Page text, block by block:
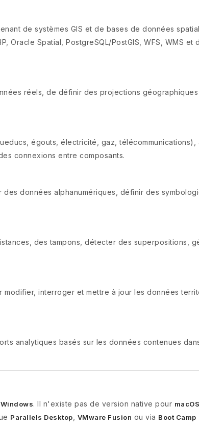
de systèmes GIS et de bases de données
Oracle Spatial, PostgreSQL/PostGIS, WFS, WMS et
réels, de définir des projections
égouts, électricité, gaz, télécommunications),
connexions entre composants.
données alphanumériques, définir des
des tampons, détecter des superpositions,
interroger et mettre à jour les données
analytiques basés sur les données contenues
. Il n'existe pas de version native pour macOS
Parallels Desktop VMware Fusion ou via Boot Camp